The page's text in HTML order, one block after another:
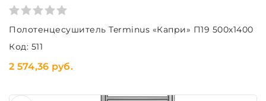
Полотенцесушитель Terminus «Капри» П19 500х1400
Код: 511
2 574,36 руб.